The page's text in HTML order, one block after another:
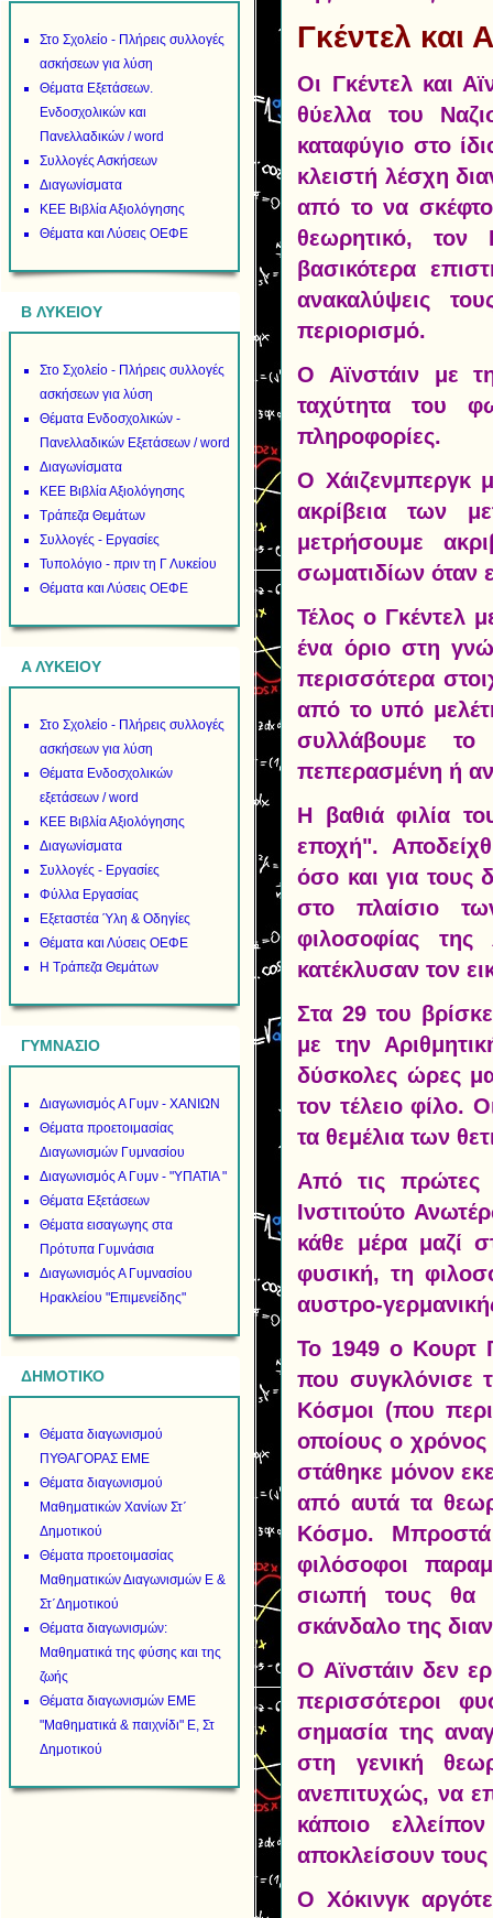
Στο Σχολείο - Πλήρεις συλλογές
ασκήσεων για λύση
Θέματα Εξετάσεων.
Ενδοσχολικών και
Πανελλαδικών / word
Συλλογές Ασκήσεων
Διαγωνίσματα
ΚΕΕ Βιβλία Αξιολόγησης
Θέματα και Λύσεις ΟΕΦΕ
B ΛΥΚΕΙΟΥ
Στο Σχολείο - Πλήρεις συλλογές
ασκήσεων για λύση
Θέματα Ενδοσχολικών -
Πανελλαδικών Εξετάσεων / word
Διαγωνίσματα
ΚΕΕ Βιβλία Αξιολόγησης
Τράπεζα Θεμάτων
Συλλογές - Εργασίες
Τυπολόγιο - πριν τη Γ Λυκείου
Θέματα και Λύσεις ΟΕΦΕ
Α ΛΥΚΕΙΟΥ
Στο Σχολείο - Πλήρεις συλλογές
ασκήσεων για λύση
Θέματα Ενδοσχολικών
εξετάσεων / word
ΚΕΕ Βιβλία Αξιολόγησης
Διαγωνίσματα
Συλλογές - Εργασίες
Φύλλα Εργασίας
Εξεταστέα Ύλη & Οδηγίες
Θέματα και Λύσεις ΟΕΦΕ
Η Τράπεζα Θεμάτων
ΓΥΜΝΑΣΙΟ
Διαγωνισμός Α Γυμν - ΧΑΝΙΩΝ
Θέματα προετοιμασίας
Διαγωνισμών Γυμνασίου
Διαγωνισμός Α Γυμν - "ΥΠΑΤΙΑ "
Θέματα Εξετάσεων
Θέματα εισαγωγης στα
Πρότυπα Γυμνάσια
Διαγωνισμός Α Γυμνασίου
Ηρακλείου "Επιμενείδης"
ΔΗΜΟΤΙΚΟ
Θέματα διαγωνισμού
ΠΥΘΑΓΟΡΑΣ ΕΜΕ
Θέματα διαγωνισμού
Μαθηματικών Χανίων Στ΄
Δημοτικού
Θέματα προετοιμασίας
Μαθηματικών Διαγωνισμών Ε &
Στ΄Δημοτικού
Θέματα διαγωνισμών:
Μαθηματικά της φύσης και της
ζωής
Θέματα διαγωνισμών ΕΜΕ
"Μαθηματικά & παιχνίδι" Ε, Στ
Δημοτικού
Γκέντελ και
Οι Γκέντελ και
θύελλα του
καταφύγιο στο
κλειστή λέσχη
από το να
θεωρητικό, τον
βασικότερα
ανακαλύψεις
περιορισμό.
Ο Αϊνστάιν με
ταχύτητα του
πληροφορίες.
Ο Χάιζενμπεργκ
ακρίβεια των
μετρήσουμε
σωματιδίων όταν
Τέλος ο Γκέντελ
ένα όριο στη
περισσότερα
από το υπό
συλλάβουμε
πεπερασμένη ή
Η βαθιά φιλία
εποχή".
όσο και για τους
στο πλαίσιο
φιλοσοφίας
κατέκλυσαν τον
Στα 29 του
με την
δύσκολες ώρες
τον τέλειο φίλο.
τα θεμέλια των
Από τις πρώτες
Ινστιτούτο
κάθε μέρα μαζί
φυσική, τη
αυστρο-
Το 1949 ο Κουρτ
που συγκλόνισε
Kόσμοι (που
οποίους ο χρόνος
στάθηκε μόνον
από αυτά τα
Κόσμο. Μπροστά
φιλόσοφοι
σιωπή τους θα
σκάνδαλο της
Ο Αϊνστάιν δεν
περισσότεροι
σημασία της
στη γενική
ανεπιτυχώς, να
κάποιο
αποκλείσουν
Ο Χόκινγκ